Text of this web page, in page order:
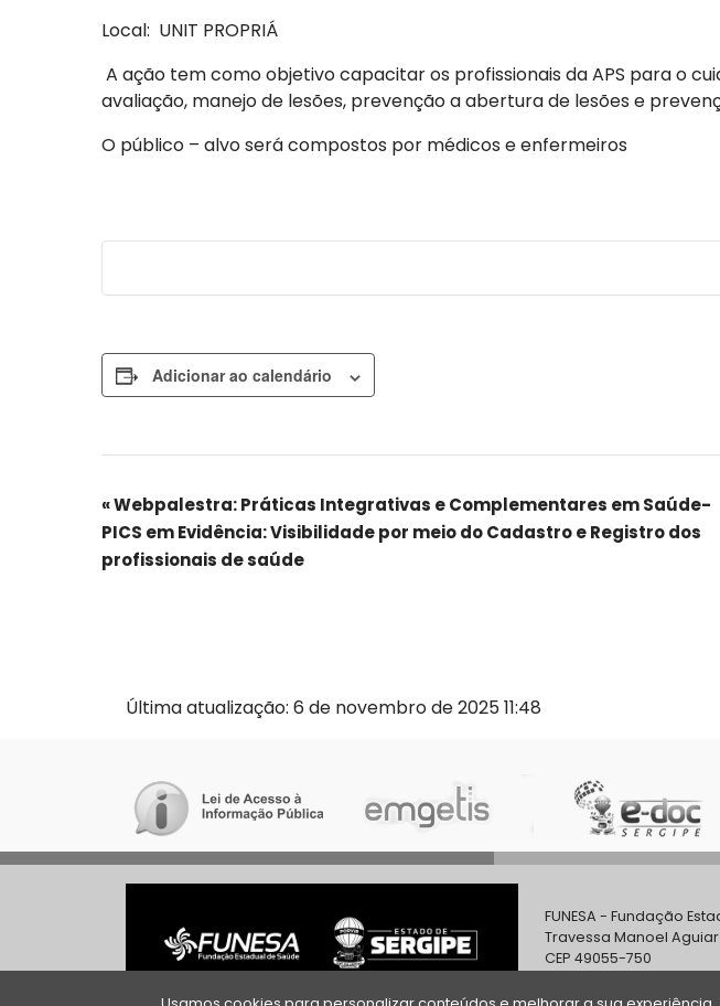
Local: UNIT PROPRIÁ
A ação tem como objetivo capacitar os profissionais da APS para o
avaliação, manejo de lesões, prevenção a abertura de lesões e
O público – alvo será compostos por médicos e enfermeiros
Adicionar ao calendário
Evento
Navegação
«Webpalestra: Práticas Integrativas e Complementares em Saúde-
PICS em Evidência: Visibilidade por meio do Cadastro e Registro dos
profissionais de saúde
Última atualização: 6 de novembro de 2025 11:48
FUNESA - Fundação
Travessa Manoel
CEP 49055-750